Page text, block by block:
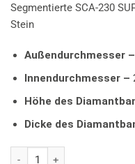
Segmentierte SCA-230
Stein
Außendurchmesser –
Innendurchmesser –
Höhe des
Dicke des